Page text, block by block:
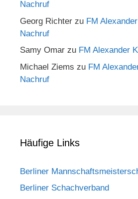
Nachruf
Georg Richter zu FM
Nachruf
Samy Omar zu FM Alexander
Michael Ziems zu FM
Nachruf
Häufige Links
Berliner
Berliner Schachverband